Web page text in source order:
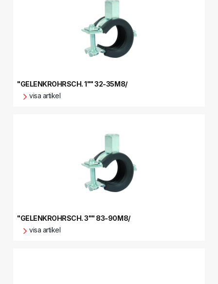
"GELENKROHRSCH. 1"" 32-35M8/
visa artikel
"GELENKROHRSCH. 3"" 83-90M8/
visa artikel